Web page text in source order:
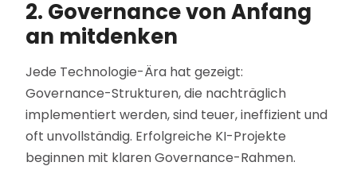
2. Governance von Anfang
an mitdenken
Jede Technologie-Ära hat gezeigt:
Governance-Strukturen, die nachträglich
implementiert werden, sind teuer, ineffizient und
oft unvollständig. Erfolgreiche KI-Projekte
beginnen mit klaren Governance-Rahmen.